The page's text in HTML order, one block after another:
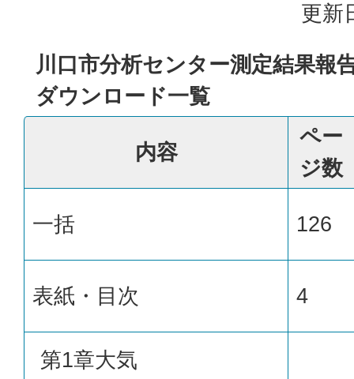
更新
川口市分析センター測定結果報
ダウンロード一覧
内容
ペー
ジ数
一括 126
表紙・目次 4
第1章大気